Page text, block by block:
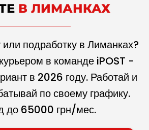
В ЛИМАНКАХ
подработку в Лиманках?
в команде iPOST -
в 2026 году. Работай и
по своему графику.
до 65000 грн/мес.